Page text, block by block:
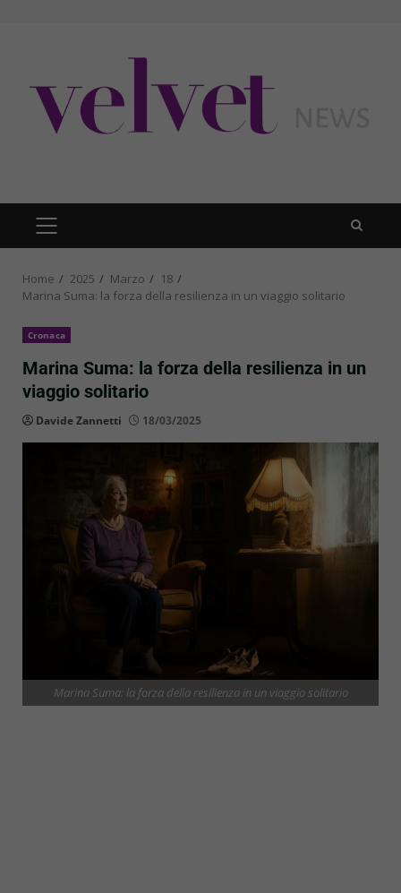
PRIMARY
MENU
Home 2025 Marzo
18
Marina Suma: la forza della resilienza in un viaggio solitario
Cronaca
Marina Suma: la forza della resilienza in un
viaggio solitario
Davide Zannetti 18/03/2025
Marina Suma: la forza della resilienza in un viaggio solitario